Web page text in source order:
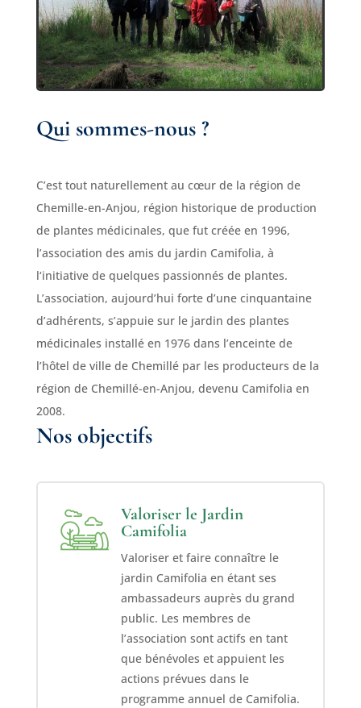
Qui sommes-nous ?
C’est tout naturellement au cœur de la région de
Chemille-en-Anjou, région historique de production
de plantes médicinales, que fut créée en 1996,
l’association des amis du jardin Camifolia, à
l‘initiative de quelques passionnés de plantes.
L’association, aujourd’hui forte d’une cinquantaine
d’adhérents, s’appuie sur le jardin des plantes
médicinales installé en 1976 dans l’enceinte de
l’hôtel de ville de Chemillé par les producteurs de la
région de Chemillé-en-Anjou, devenu Camifolia en
2008.
Nos objectifs
Valoriser le Jardin
Camifolia
Valoriser et faire connaître le
jardin Camifolia en étant ses
ambassadeurs auprès du grand
public. Les membres de
l’association sont actifs en tant
que bénévoles et appuient les
actions prévues dans le
programme annuel de Camifolia.